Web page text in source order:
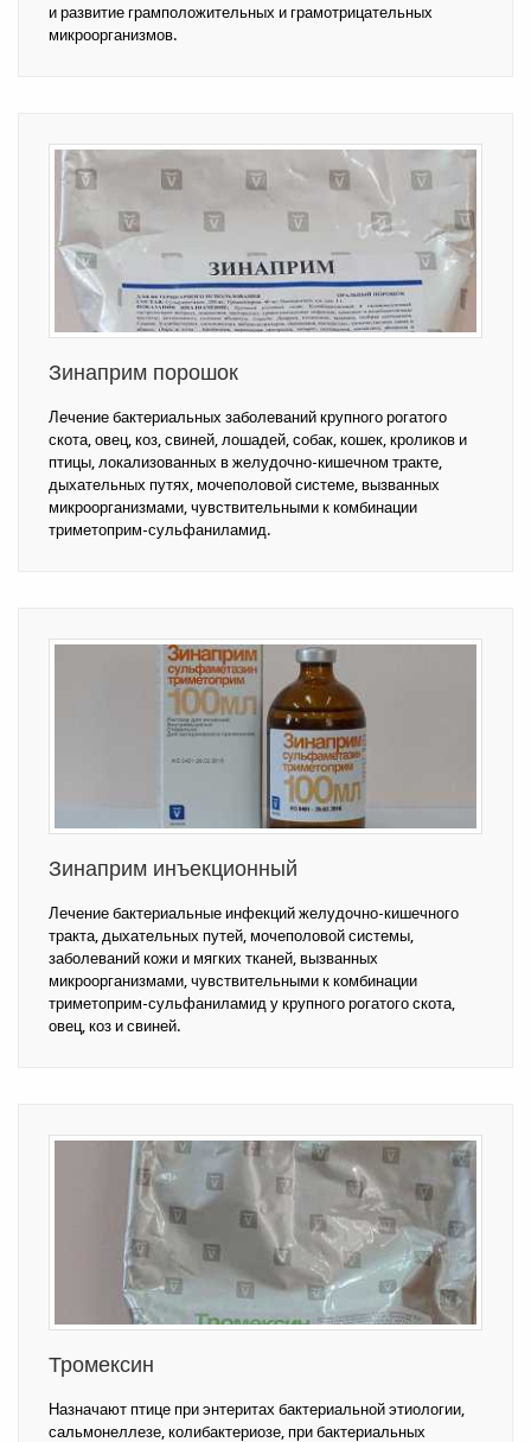
и развитие грамположительных и грамотрицательных
микроорганизмов.
Зинаприм порошок
Лечение бактериальных заболеваний крупного рогатого
скота, овец, коз, свиней, лошадей, собак, кошек, кроликов и
птицы, локализованных в желудочно-кишечном тракте,
дыхательных путях, мочеполовой системе, вызванных
микроорганизмами, чувствительными к комбинации
триметоприм-сульфаниламид.
Зинаприм инъекционный
Лечение бактериальные инфекций желудочно-кишечного
тракта, дыхательных путей, мочеполовой системы,
заболеваний кожи и мягких тканей, вызванных
микроорганизмами, чувствительными к комбинации
триметоприм-сульфаниламид у крупного рогатого скота,
овец, коз и свиней.
Тромексин
Назначают птице при энтеритах бактериальной этиологии,
сальмонеллезе, колибактериозе, при бактериальных